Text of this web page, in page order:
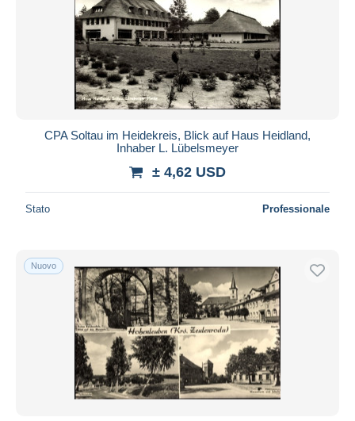
CPA Soltau im Heidekreis, Blick auf Haus Heidland,
Inhaber L. Lübelsmeyer
± 4,62 USD
Stato Professionale
Nuovo